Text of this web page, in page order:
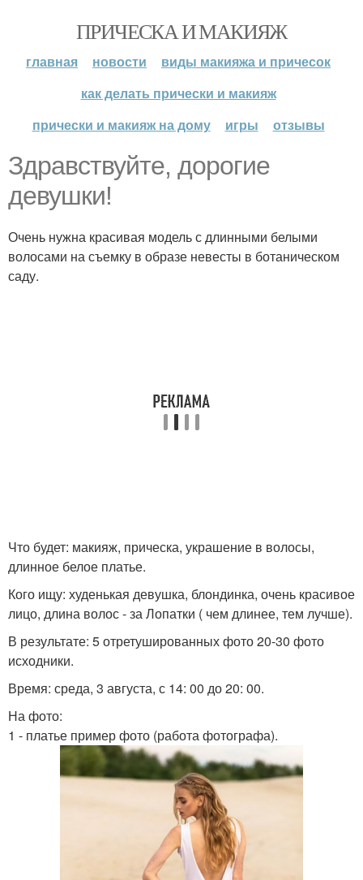
ПРИЧЕСКА И МАКИЯЖ
главная новости
виды макияжа и причесок
как делать прически и макияж
прически и макияж на дому
игры отзывы
Здравствуйте, дорогие
девушки!
Очень нужна красивая модель с длинными белыми
волосами на съемку в образе невесты в ботаническом
саду.
Что будет: макияж, прическа, украшение в волосы,
длинное белое платье.
Кого ищу: худенькая девушка, блондинка, очень красивое
лицо, длина волос - за Лопатки ( чем длинее, тем лучше).
В результате: 5 отретушированных фото 20-30 фото
исходники.
Время: среда, 3 августа, с 14: 00 до 20: 00.
На фото:
1 - платье пример фото (работа фотографа).